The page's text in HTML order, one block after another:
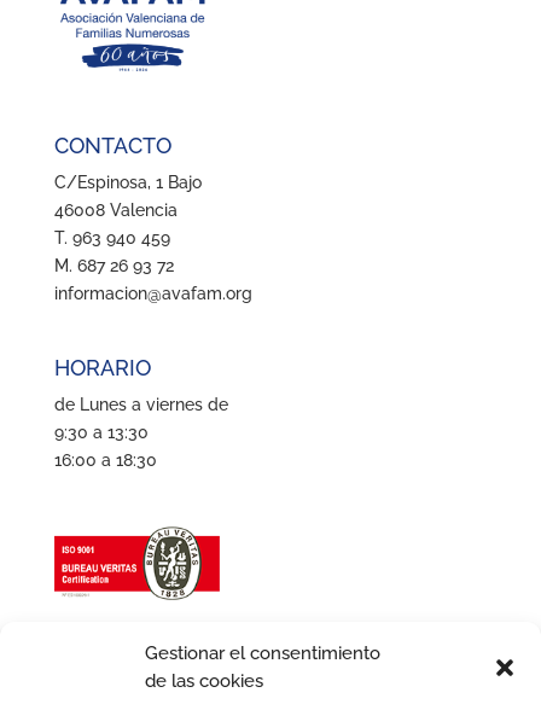
Gestionar el consentimiento
de las cookies
CONTACTO
C/Espinosa, 1 Bajo
46008 Valencia
T. 963 940 459
M. 687 26 93 72
informacion@avafam.org
HORARIO
de Lunes a viernes de
9:30 a 13:30
16:00 a 18:30